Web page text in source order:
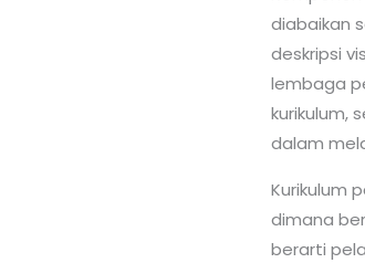
diabaikan
deskripsi
lembaga
kurikulum,
dalam
Kurikulum
dimana
berarti